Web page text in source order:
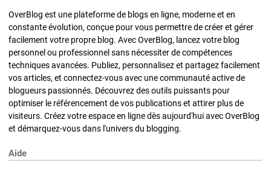
OverBlog est une plateforme de blogs en ligne, moderne et en
constante évolution, conçue pour vous permettre de créer et gérer
facilement votre propre blog. Avec OverBlog, lancez votre blog
personnel ou professionnel sans nécessiter de compétences
techniques avancées. Publiez, personnalisez et partagez facilement
vos articles, et connectez-vous avec une communauté active de
blogueurs passionnés. Découvrez des outils puissants pour
optimiser le référencement de vos publications et attirer plus de
visiteurs. Créez votre espace en ligne dès aujourd'hui avec OverBlog
et démarquez-vous dans l'univers du blogging.
Aide